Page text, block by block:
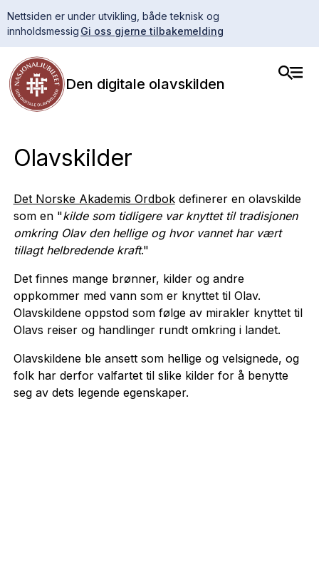
Nettsiden er under utvikling, både teknisk og
innholdsmessig Gi oss gjerne tilbakemelding
Den digitale olavskilden
Olavskilder
Det Norske Akademis Ordbok definerer en olavskilde
som en "kilde som tidligere var knyttet til tradisjonen
omkring Olav den hellige og hvor vannet har vært
tillagt helbredende kraft."
Det finnes mange brønner, kilder og andre
oppkommer med vann som er knyttet til Olav.
Olavskildene oppstod som følge av mirakler knyttet til
Olavs reiser og handlinger rundt omkring i landet.
Olavskildene ble ansett som hellige og velsignede, og
folk har derfor valfartet til slike kilder for å benytte
seg av dets legende egenskaper.